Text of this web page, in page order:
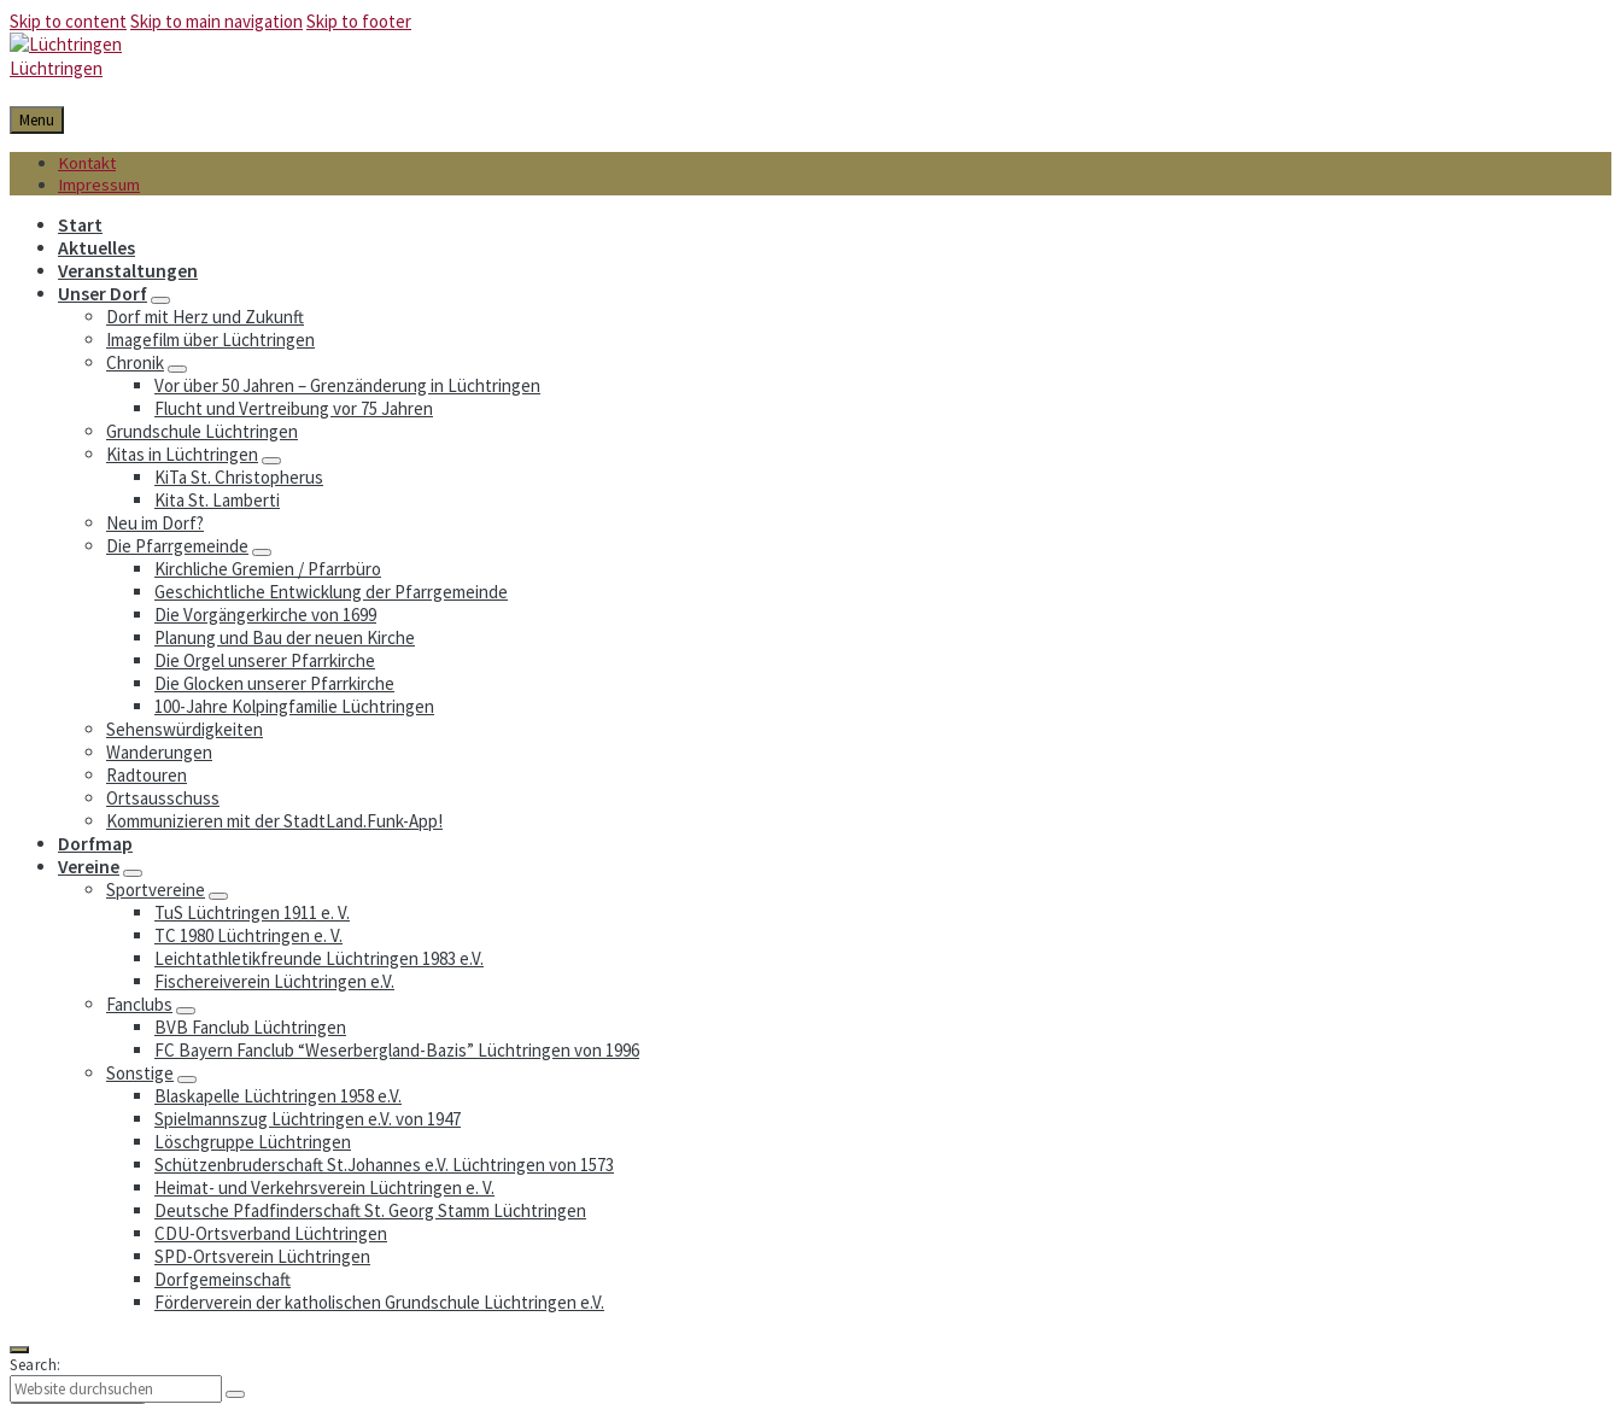
Skip to contentSkip to main navigation Skip to footer
Lüchtringen
Menu
Kontakt
Impressum
Start
Aktuelles
Veranstaltungen
Unser Dorf
Dorf mit Herz und Zukunft
Imagefilm über Lüchtringen
Chronik
Vor über 50 Jahren – Grenzänderung in Lüchtringen
Flucht und Vertreibung vor 75 Jahren
Grundschule Lüchtringen
Kitas in Lüchtringen
KiTa St. Christopherus
Kita St. Lamberti
Neu im Dorf?
Die Pfarrgemeinde
Kirchliche Gremien / Pfarrbüro
Geschichtliche Entwicklung der Pfarrgemeinde
Die Vorgängerkirche von 1699
Planung und Bau der neuen Kirche
Die Orgel unserer Pfarrkirche
Die Glocken unserer Pfarrkirche
100-Jahre Kolpingfamilie Lüchtringen
Sehenswürdigkeiten
Wanderungen
Radtouren
Ortsausschuss
Kommunizieren mit der StadtLand.Funk-App!
Dorfmap
Vereine
Sportvereine
TuS Lüchtringen 1911 e. V.
TC 1980 Lüchtringen e. V.
Leichtathletikfreunde Lüchtringen 1983 e.V.
Fischereiverein Lüchtringen e.V.
Fanclubs
BVB Fanclub Lüchtringen
FC Bayern Fanclub “Weserbergland-Bazis” Lüchtringen von 1996
Sonstige
Blaskapelle Lüchtringen 1958 e.V.
Spielmannszug Lüchtringen e.V. von 1947
Löschgruppe Lüchtringen
Schützenbruderschaft St.Johannes e.V. Lüchtringen von 1573
Heimat- und Verkehrsverein Lüchtringen e. V.
Deutsche Pfadfinderschaft St. Georg Stamm Lüchtringen
CDU-Ortsverband Lüchtringen
SPD-Ortsverein Lüchtringen
Dorfgemeinschaft
Förderverein der katholischen Grundschule Lüchtringen e.V.
Search: